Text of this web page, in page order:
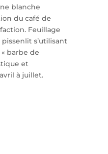
blanche
du café de
Feuillage
s’utilisant
barbe de
et
à juillet.